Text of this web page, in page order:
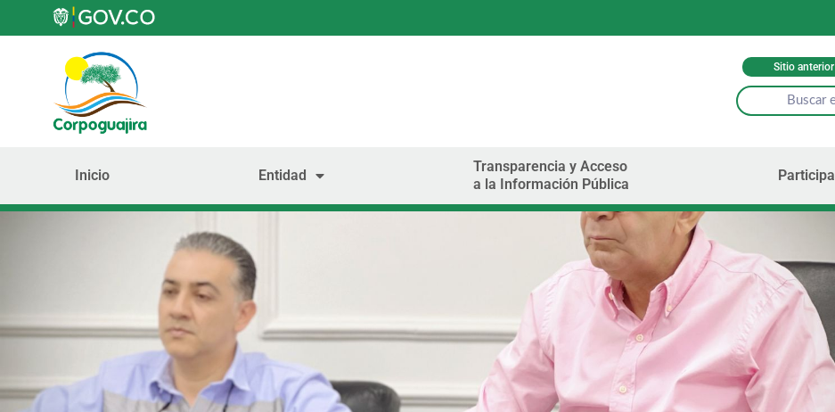
Sitio anterior
Inicio Entidad
Transparencia y Acceso
a la Información Pública
Participa